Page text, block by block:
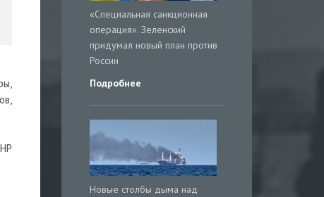
«Специальная санкционная
операция». Зеленский
придумал новый план против
России
Подробнее
Новые столбы дыма над